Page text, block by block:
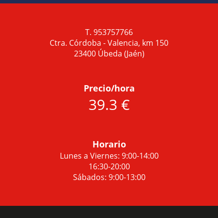
T. 953757766
Ctra. Córdoba - Valencia, km 150
23400 Úbeda (Jaén)
Precio/hora
39.3 €
Horario
Lunes a Viernes: 9:00-14:00
16:30-20:00
Sábados: 9:00-13:00